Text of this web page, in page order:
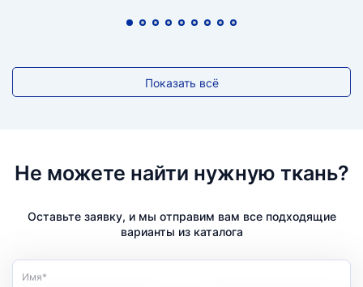
Показать всё
Не можете найти нужную ткань?
Оставьте заявку, и мы отправим вам все подходящие
варианты из каталога
Имя*